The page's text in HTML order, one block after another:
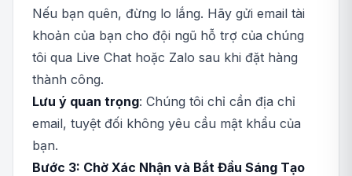
Nếu bạn quên, đừng lo lắng. Hãy gửi email tài
khoản của bạn cho đội ngũ hỗ trợ của chúng
tôi qua Live Chat hoặc Zalo sau khi đặt hàng
thành công.
Lưu ý quan trọng: Chúng tôi chỉ cần địa chỉ
email, tuyệt đối không yêu cầu mật khẩu của
bạn.
Bước 3: Chờ Xác Nhận và Bắt Đầu Sáng Tạo